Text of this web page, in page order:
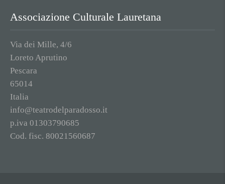
Associazione Culturale Lauretana
Via dei Mille, 4/6
Loreto Aprutino
Pescara
65014
Italia
info@teatrodelparadosso.it
p.iva 01303790685
Cod. fisc. 80021560687